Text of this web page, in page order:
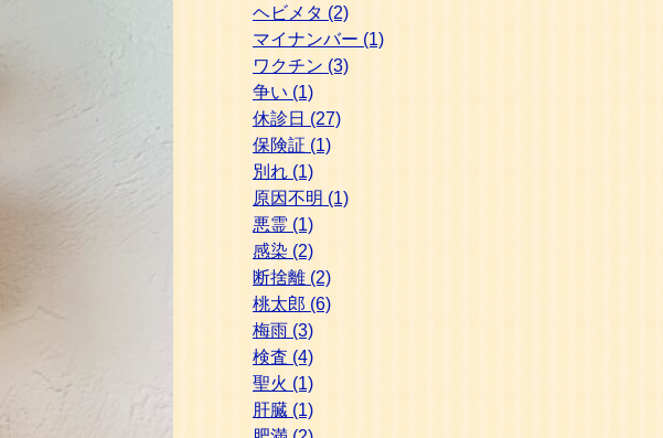
ヘビメタ (2)
マイナンバー (1)
ワクチン (3)
争い (1)
休診日 (27)
保険証 (1)
別れ (1)
原因不明 (1)
悪霊 (1)
感染 (2)
断捨離 (2)
桃太郎 (6)
梅雨 (3)
検査 (4)
聖火 (1)
肝臓 (1)